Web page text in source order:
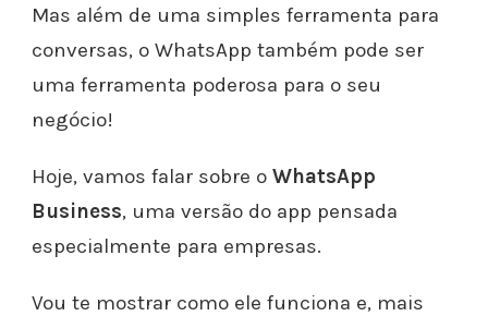
Mas além de uma simples ferramenta para
conversas, o WhatsApp também pode ser
uma ferramenta poderosa para o seu
negócio!
Hoje, vamos falar sobre o WhatsApp
Business, uma versão do app pensada
especialmente para empresas.
Vou te mostrar como ele funciona e, mais